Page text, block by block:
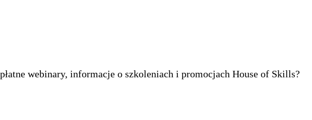
webinary, informacje o szkoleniach i promocjach House of Skills?